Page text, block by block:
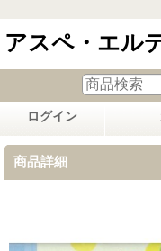
アスペ・エル
ログイン
商品詳細